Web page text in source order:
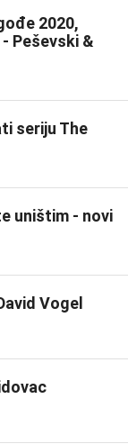
2020,
Peševski &
seriju The
uništim - novi
Vogel